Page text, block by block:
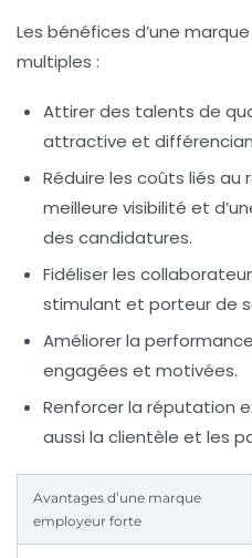
Les bénéfices d’une
multiples :
Attirer des talents de
attractive et
Réduire les coûts liés
meilleure visibilité et
des candidatures.
Fidéliser les
stimulant et porteur de
Améliorer la
engagées et motivées.
Renforcer la réputation
aussi la clientèle et les
Avantages d’une marque
employeur forte